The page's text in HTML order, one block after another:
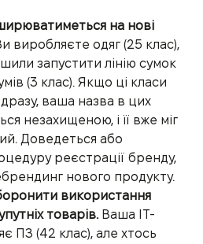
на нові
виробляєте одяг (25 клас),
запустити лінію сумок
(3 клас). Якщо ці класи
ваша назва в цих
незахищеною, і її вже міг
Доведеться або
реєстрації бренду,
нового продукту.
використання
товарів. Ваша IT-
ПЗ (42 клас), але хтось